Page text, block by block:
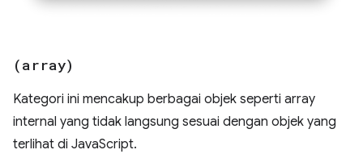
(array)
Kategori ini mencakup berbagai objek seperti array
internal yang tidak langsung sesuai dengan objek yang
terlihat di JavaScript.